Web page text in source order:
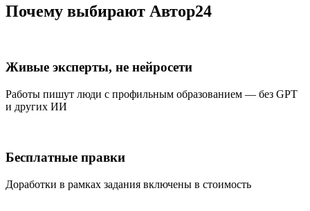
Почему выбирают Автор24
Живые эксперты, не нейросети
Работы пишут люди с профильным образованием — без GPT
и других ИИ
Бесплатные правки
Доработки в рамках задания включены в стоимость